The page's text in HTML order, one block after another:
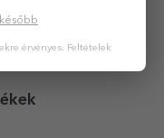
érvényes. Feltételek